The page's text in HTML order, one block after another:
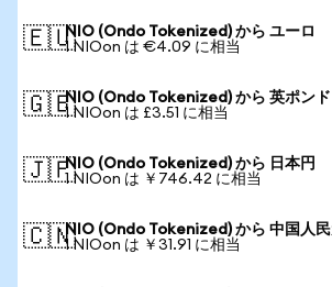
🇪🇺NIO (Ondo Tokenized) から ユーロ
1 NIOon は €4.09 に相当
🇬🇧NIO (Ondo Tokenized) から 英ポンド
1 NIOon は £3.51 に相当
🇯🇵NIO (Ondo Tokenized) から 日本円
1 NIOon は ￥746.42 に相当
🇨🇳NIO (Ondo Tokenized) から 中国人
1 NIOon は ￥31.91 に相当